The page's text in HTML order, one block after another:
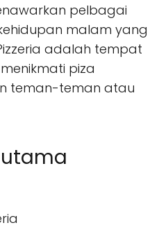
pelbagai
malam yang
adalah tempat
piza
teman-teman atau